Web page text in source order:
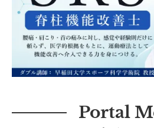
Portal